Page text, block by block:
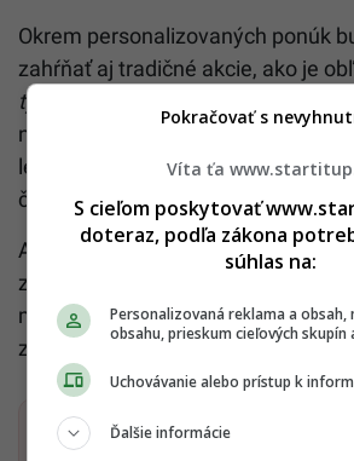
Okrem personalizovaných ponúk
zahŕňať aj tradičné akcie, ako je
týždňa“
nákupu rožkov za symbolických 10
leták navyše eliminuje potrebu
čo je šetrnejšie k životnému
Automatická aktivácia zliav pri
zjednodušuje celý proces
máš vysokú hodnotu nákupu
zbytočného úsilia pri
Dostaň Startitup do svojich
Víta ťa
S cieľom poskytovať
doteraz, podľa zákona
súhlas na:
Personalizovaná reklama a obsah,
obsahu, prieskum cieľových skupín
Uchovávanie alebo prístup k
Ďalšie informácie
Pokračovať s